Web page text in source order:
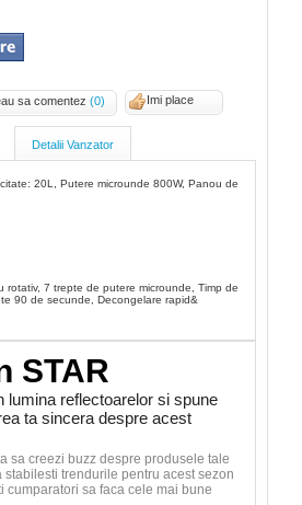
sa comentez (0) Imi place
20L, Putere microunde 800W, Panou de
rotativ, 7 trepte de putere microunde, Timp de
90 de secunde, Decongelare rapid&
Detalii Vanzator
STAR
lumina reflectoarelor si spune
ta sincera despre acest
sa creezi buzz despre produsele tale
stabilesti trendurile pentru acest sezon
cumparatori sa faca cele mai bune